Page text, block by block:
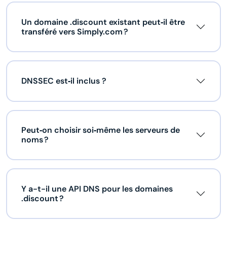
Un domaine .discount existant peut‑il être
transféré vers Simply.com ?
DNSSEC est‑il inclus ?
Peut‑on choisir soi‑même les serveurs de
noms ?
Y a-t-il une API DNS pour les domaines
.discount ?